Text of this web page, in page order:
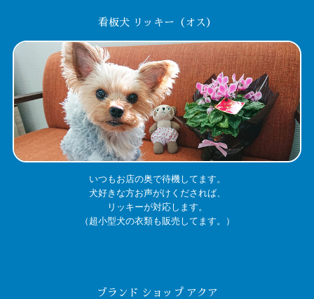
看板犬 リッキー（オス）
いつもお店の奥で待機してます。
犬好きな方お声がけくだされば、
リッキーが対応します。
（超小型犬の衣類も販売してます。）
ブランド ショップ アクア